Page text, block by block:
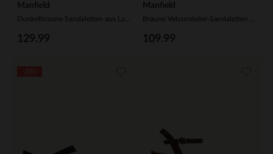
Manfield
129.99
Manfield
109.99